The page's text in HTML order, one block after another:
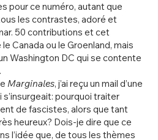
pour ce numéro, autant que
les contrastes, adoré et
50 contributions et cet
Canada ou le Groenland, mais
Washington DC qui se contente
Marginales, j’ai reçu un mail d’une
pourquoi traiter
de fascistes, alors que tant
heureux? Dois-je dire que ce
l’idée que, de tous les thèmes